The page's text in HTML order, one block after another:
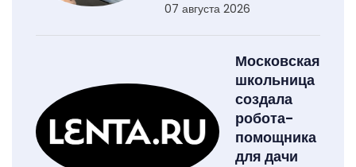
07 августа 2026
Московская
школьница
создала
робота-
помощника
для дачи